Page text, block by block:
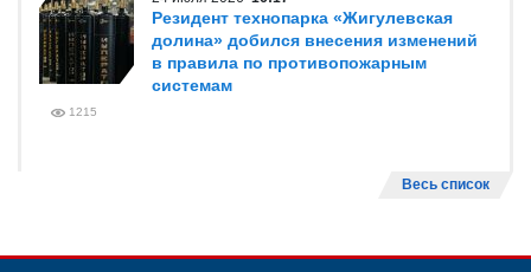
Резидент технопарка «Жигулевская
долина» добился внесения изменений
в правила по противопожарным
системам
1215
Весь список